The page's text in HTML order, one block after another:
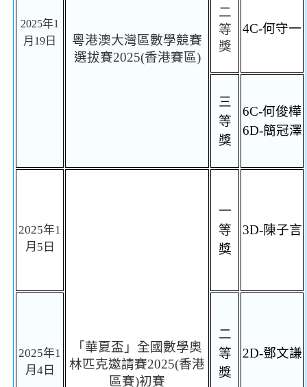
2025年1
月 19 日
粵港澳大灣區數學競賽
選拔賽2025(香港賽區)
二
等
獎
4C-何守一
三
等
獎
6C-何俊樺
6D-簡冠澤
2025年1
月 5 日
「華夏盃」全國數學奧
林匹克邀請賽2025(香港
區賽)初賽
一
等
獎
3D-陳子言
2025年1
月 4日
二
等
獎
2D-鄧文謙